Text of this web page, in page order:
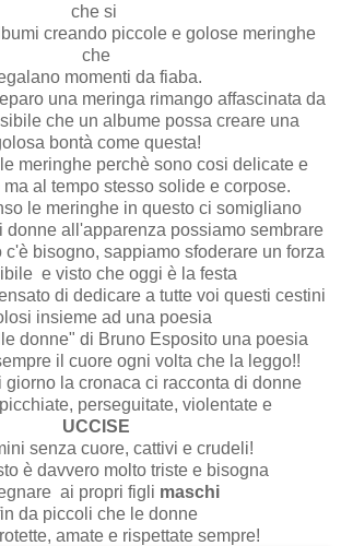
che si
creando piccole e golose meringhe
che
momenti da fiaba.
una meringa rimango affascinata da
che un albume possa creare una
bontà come questa!
meringhe perchè sono cosi delicate e
al tempo stesso solide e corpose.
le meringhe in questo ci somigliano
donne all'apparenza possiamo sembrare
bisogno, sappiamo sfoderare un forza
e visto che oggi è la festa
di dedicare a tutte voi questi cestini
insieme ad una poesia
donne" di Bruno Esposito una poesia
il cuore ogni volta che la leggo!!
giorno la cronaca ci racconta di donne
perseguitate, violentate e
UCCISE
senza cuore, cattivi e crudeli!
è davvero molto triste e bisogna
ai propri figli maschi
da piccoli che le donne
amate e rispettate sempre!